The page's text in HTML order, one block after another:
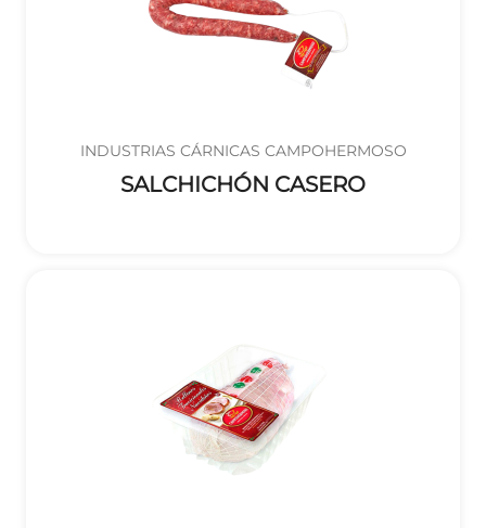
INDUSTRIAS CÁRNICAS CAMPOHERMOSO
SALCHICHÓN CASERO